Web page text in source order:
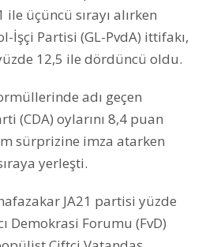
üçüncü sırayı alırken
İşçi Partisi (GL-PvdA) ittifakı,
12,5 ile dördüncü oldu.
adı geçen
(CDA) oylarını 8,4 puan
sürprizine imza atarken
yerleşti.
JA21 partisi yüzde
Demokrasi Forumu (FvD)